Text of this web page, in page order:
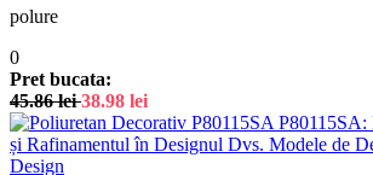
polure
0
Pret bucata:
45.86lei 38.98 lei